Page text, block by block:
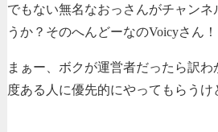
でもない無名なおっさんがチャンネ
うか？そのへんどーなのVoicyさん！
まぁー、ボクが運営者だったら訳わ
度ある人に優先的にやってもらうけ